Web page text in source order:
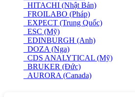
HITACHI (Nhật Bản)
FROILABO (Pháp)
EXPECT (Trung Quốc)
ESC (Mỹ)
EDINBURGH (Anh)
DOZA (Nga)
CDS ANALYTICAL (Mỹ)
BRUKER (Đức)
AURORA (Canada)